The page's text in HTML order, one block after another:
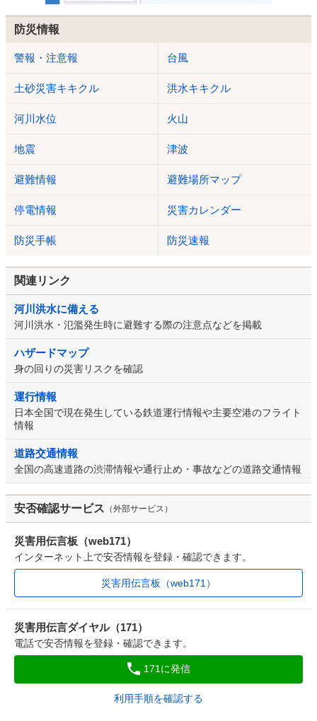
防災情報
警報・注意報 台風
土砂災害キキクル 洪水キキクル
河川水位 火山
地震 津波
避難情報 避難場所マップ
停電情報 災害カレンダー
防災手帳 防災速報
関連リンク
河川洪水に備える
河川洪水・氾濫発生時に避難する際の注意点などを掲載
ハザードマップ
身の回りの災害リスクを確認
運行情報
日本全国で現在発生している鉄道運行情報や主要空港のフライト
情報
道路交通情報
全国の高速道路の渋滞情報や通行止め・事故などの道路交通情報
安否確認サービス （外部サービス）
災害用伝言板（web171）
インターネット上で安否情報を登録・確認できます。
災害用伝言板（web171）
災害用伝言ダイヤル（171）
電話で安否情報を登録・確認できます。
171に発信
利用手順を確認する